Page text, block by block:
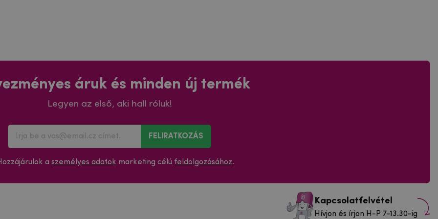
áruk és minden új termék
Legyen az első, aki hall róluk!
FELIRATKOZÁS
a személyes adatok marketing célú feldolgozásához.
Kapcsolatfelvétel
Hívjon és írjon H-P 7-13.30-ig